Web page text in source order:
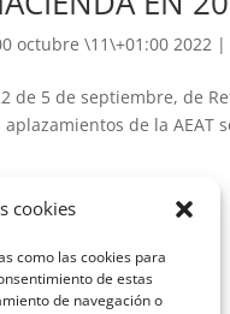
cookies
como las cookies para
de estas
de navegación o
octubre \11\+01:00 2022 |
5 de septiembre, de
de la